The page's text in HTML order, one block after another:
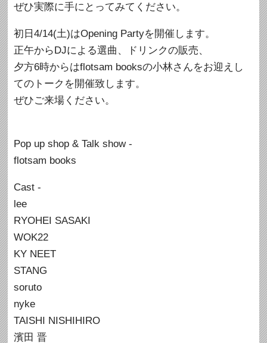
ぜひ実際に手にとってみてください。
初日4/14(土)はOpening Partyを開催します。
正午からDJによる選曲、ドリンクの販売、
夕方6時からはflotsam booksの小林さんをお迎えし
てのトークを開催致します。
ぜひご来場ください。
Pop up shop & Talk show -
flotsam books
Cast -
lee
RYOHEI SASAKI
WOK22
KY NEET
STANG
soruto
nyke
TAISHI NISHIHIRO
濱田 晋